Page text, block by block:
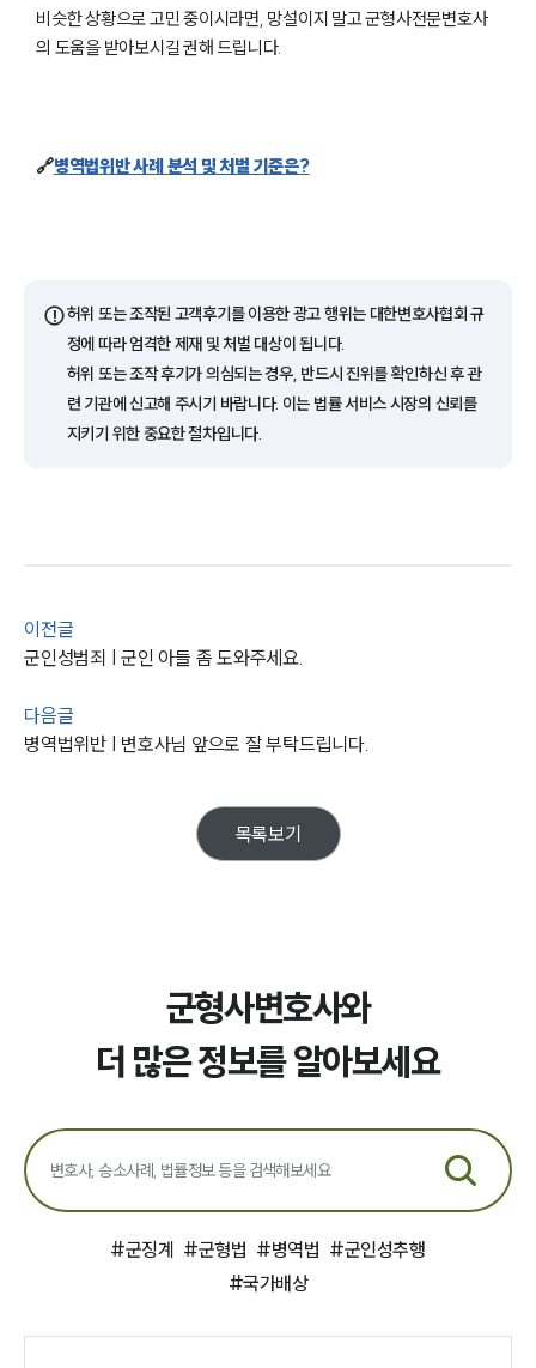
그룹소개
그룹소개
대륜의 강점
오시는 길
글로벌 파트너 로펌
업무사례
주요 업무사례
법률지식인
고객후기
업무분야
국방군사그룹 업무
비슷한 상황으로 고민 중이시라면, 망설이지 말고 군형사전문변호사
의 도움을 받아보시길 권해 드립니다.
🔗병역법위반 사례 분석 및 처벌 기준은?
⚠️허위 또는 조작된 고객후기를 이용한 광고 행위는 대한변호사협회 규
정에 따라 엄격한 제재 및 처벌 대상이 됩니다.
허위 또는 조작 후기가 의심되는 경우, 반드시 진위를 확인하신 후 관
련 기관에 신고해 주시기 바랍니다. 이는 법률 서비스 시장의 신뢰를
지키기 위한 중요한 절차입니다.
이전글
군인성범죄 | 군인 아들 좀 도와주세요.
다음글
병역법위반 | 변호사님 앞으로 잘 부탁드립니다.
목록보기
군형사변호사와
더 많은 정보를 알아보세요
#군징계 #군형법 #병역법 #군인성추행
#국가배상